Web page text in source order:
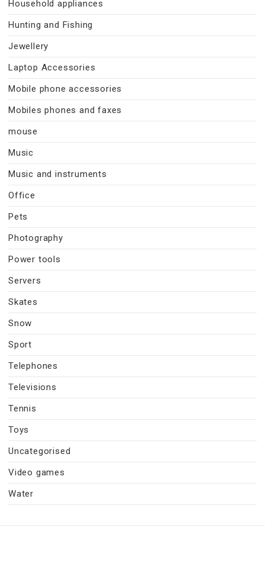
Household appliances
Hunting and Fishing
Jewellery
Laptop Accessories
Mobile phone accessories
Mobiles phones and faxes
mouse
Music
Music and instruments
Office
Pets
Photography
Power tools
Servers
Skates
Snow
Sport
Telephones
Televisions
Tennis
Toys
Uncategorised
Video games
Water